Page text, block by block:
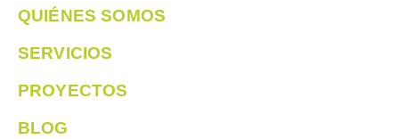
QUIÉNES SOMOS
SERVICIOS
PROYECTOS
BLOG